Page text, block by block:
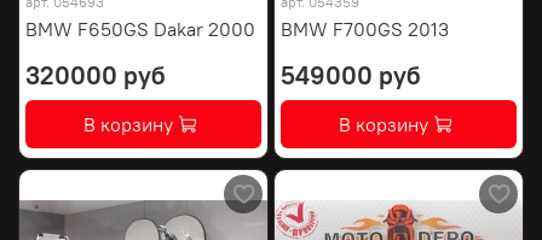
BMW F650GS Dakar 2000
320000 руб
В корзину
BMW F700GS 2013
549000 руб
В корзину